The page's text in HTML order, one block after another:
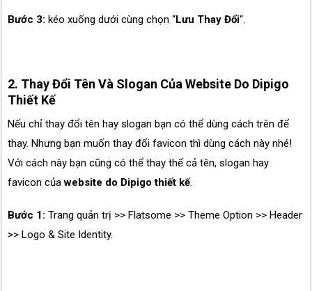
Bước 3: kéo xuống dưới cùng chọn “Lưu Thay Đổi“.
2. Thay Đổi Tên Và Slogan Của Website Do Dipigo
Thiết Kế
Nếu chỉ thay đổi tên hay slogan bạn có thể dùng cách trên để
thay. Nhưng bạn muốn thay đổi favicon thì dùng cách này nhé!
Với cách này bạn cũng có thể thay thế cả tên, slogan hay
favicon củawebsite do Dipigo thiết kế.
Bước 1: Trang quản trị >> Flatsome >> Theme Option >> Header
>> Logo & Site Identity.